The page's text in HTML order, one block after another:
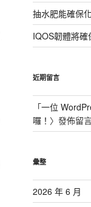
抽水肥能確保
IQOS韌體將
近期留言
「一位
囉！ 〉發佈留
彙整
2026 年 6 月